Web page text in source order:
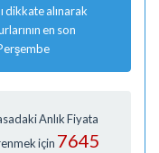
dikkate alınarak
en son
Anlık Fiyata
için 7645